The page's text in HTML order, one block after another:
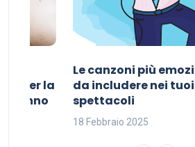
per la
sonno
Le canzoni più
da includere nei tuoi
spettacoli
18 Febbraio 2025